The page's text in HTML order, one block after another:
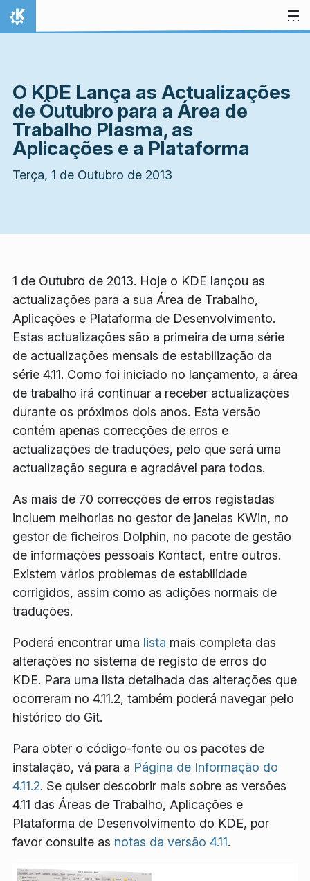
Ir para o conteúdo
Início
O KDE Lança as Actualizações
de Ôutubro para a Área de
Trabalho Plasma, as
Aplicações e a Plataforma
Terça, 1 de Outubro de 2013
1 de Outubro de 2013. Hoje o KDE lançou as
actualizações para a sua Área de Trabalho,
Aplicações e Plataforma de Desenvolvimento.
Estas actualizações são a primeira de uma série
de actualizações mensais de estabilização da
série 4.11. Como foi iniciado no lançamento, a área
de trabalho irá continuar a receber actualizações
durante os próximos dois anos. Esta versão
contém apenas correcções de erros e
actualizações de traduções, pelo que será uma
actualização segura e agradável para todos.
As mais de 70 correcções de erros registadas
incluem melhorias no gestor de janelas KWin, no
gestor de ficheiros Dolphin, no pacote de gestão
de informações pessoais Kontact, entre outros.
Existem vários problemas de estabilidade
corrigidos, assim como as adições normais de
traduções.
Poderá encontrar uma lista mais completa das
alterações no sistema de registo de erros do
KDE. Para uma lista detalhada das alterações que
ocorreram no 4.11.2, também poderá navegar pelo
histórico do Git.
Para obter o código-fonte ou os pacotes de
instalação, vá para a Página de Informação do
4.11.2. Se quiser descobrir mais sobre as versões
4.11 das Áreas de Trabalho, Aplicações e
Plataforma de Desenvolvimento do KDE, por
favor consulte as notas da versão 4.11.